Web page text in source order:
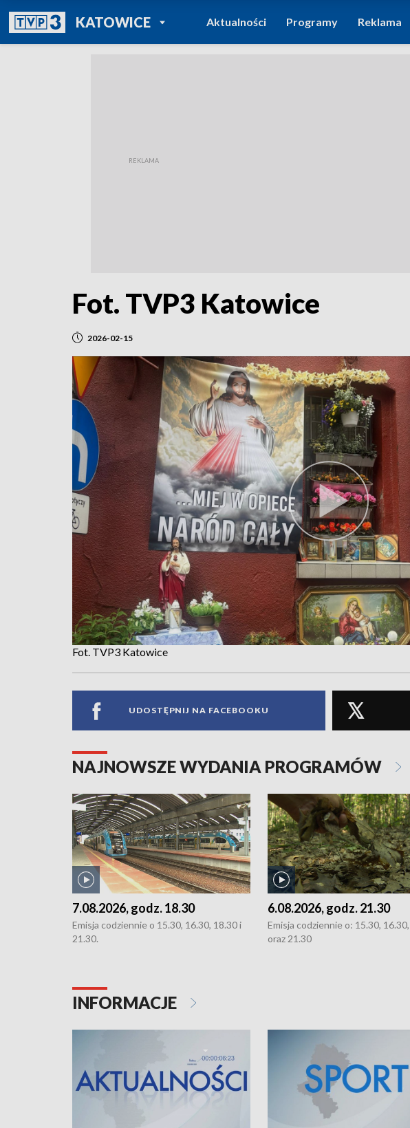
KATOWICEPOWRÓT DO
TVP REGIONY
Aktualności Programy Reklama
Fot. TVP3 Katowice
2026-02-15
Fot. TVP3 Katowice
UDOSTĘPNIJ NA FACEBOOKU
NAJNOWSZE WYDANIA PROGRAMÓW
7.08.2026, godz. 18.30
Emisja codziennie o 15.30, 16.30, 18.30 i
21.30.
6.08.2026, godz. 21.30
Emisja codziennie o: 15.30,
oraz 21.30
INFORMACJE